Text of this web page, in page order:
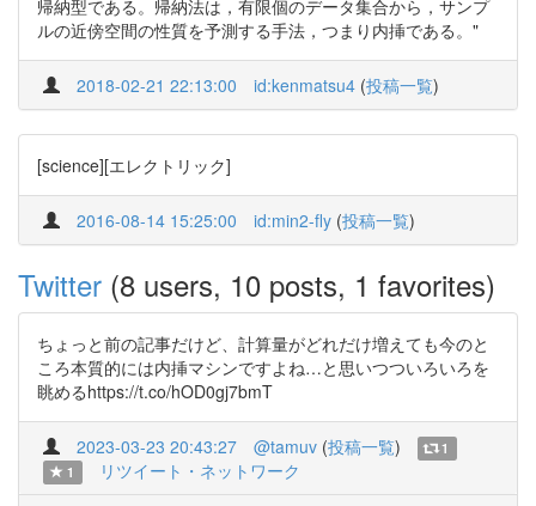
帰納型である。帰納法は，有限個のデータ集合から，サンプ
ルの近傍空間の性質を予測する手法，つまり内挿である。"
2018-02-21 22:13:00 id:kenmatsu4 (投稿一覧)
[science][エレクトリック]
2016-08-14 15:25:00 id:min2-fly (投稿一覧)
Twitter (8 users, 10 posts, 1 favorites)
ちょっと前の記事だけど、計算量がどれだけ増えても今のと
ころ本質的には内挿マシンですよね…と思いつついろいろを
眺めるhttps://t.co/hOD0gj7bmT
2023-03-23 20:43:27 @tamuv (投稿一覧)
1
1
リツイート・ネットワーク